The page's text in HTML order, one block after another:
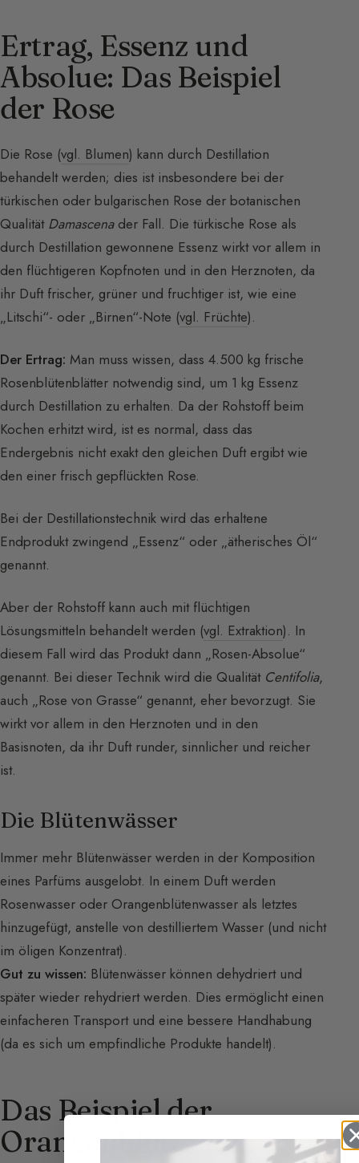
Ertrag, Essenz und
Absolue: Das Beispiel
der Rose
Die Rose (vgl. Blumen) kann durch Destillation
behandelt werden; dies ist insbesondere bei der
türkischen oder bulgarischen Rose der botanischen
Qualität Damascenader Fall. Die türkische Rose als
durch Destillation gewonnene Essenz wirkt vor allem in
den flüchtigeren Kopfnoten und in den Herznoten, da
ihr Duft frischer, grüner und fruchtiger ist, wie eine
„Litschi“- oder „Birnen“-Note (vgl. Früchte).
Der Ertrag: Man muss wissen, dass 4.500 kg frische
Rosenblütenblätter notwendig sind, um 1 kg Essenz
durch Destillation zu erhalten. Da der Rohstoff beim
Kochen erhitzt wird, ist es normal, dass das
Endergebnis nicht exakt den gleichen Duft ergibt wie
den einer frisch gepflückten Rose.
Bei der Destillationstechnik wird das erhaltene
Endprodukt zwingend „Essenz“ oder „ätherisches Öl“
genannt.
Aber der Rohstoff kann auch mit flüchtigen
Lösungsmitteln behandelt werden (vgl. Extraktion). In
diesem Fall wird das Produkt dann „Rosen-Absolue“
genannt. Bei dieser Technik wird die Qualität Centifolia,
auch „Rose von Grasse“ genannt, eher bevorzugt. Sie
wirkt vor allem in den Herznoten und in den
Basisnoten, da ihr Duft runder, sinnlicher und reicher
ist.
Die Blütenwässer
Immer mehr Blütenwässer werden in der Komposition
eines Parfüms ausgelobt. In einem Duft werden
Rosenwasser oder Orangenblütenwasser als letztes
hinzugefügt, anstelle von destilliertem Wasser (und nicht
im öligen Konzentrat).
Gut zu wissen: Blütenwässer können dehydriert und
später wieder rehydriert werden. Dies ermöglicht einen
einfacheren Transport und eine bessere Handhabung
(da es sich um empfindliche Produkte handelt).
Das Beispiel der
Orangenblüte